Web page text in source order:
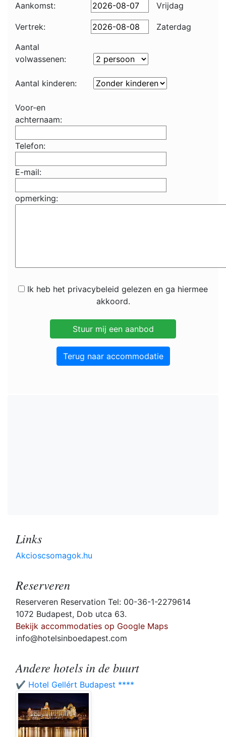
Aankomst: Vrijdag
Vertrek:
Zaterdag
Aantal
volwassenen:
Aantal kinderen:
Voor-en
achternaam:
Telefon:
E-mail:
opmerking:
Ik heb het privacybeleid gelezen en ga hiermee
akkoord.
Terug naar accommodatie
Links
Akcioscsomagok.hu
Reserveren
Reserveren Reservation Tel: 00-36-1-2279614
1072 Budapest, Dob utca 63.
Bekijk accommodaties op Google Maps
info@hotelsinboedapest.com
Andere hotels in de buurt
✔️ Hotel Gellért Budapest ****